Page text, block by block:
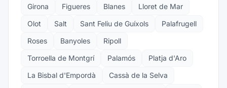
Girona Figueres Blanes
Lloret de Mar
Olot
Salt Sant Feliu de Guíxols
Palafrugell
Roses
Banyoles
Ripoll
Torroella de Montgrí
Palamós
Platja d'Aro
La Bisbal d'Empordà
Cassà de la Selva